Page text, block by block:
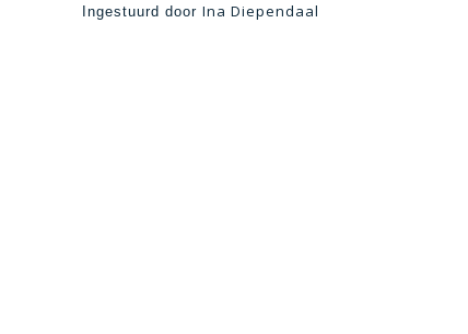
Ingestuurd door Ina Diependaal